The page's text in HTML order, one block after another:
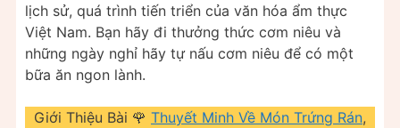
lịch sử, quá trình tiến triển của văn hóa ẩm thực
Việt Nam. Bạn hãy đi thưởng thức cơm niêu và
những ngày nghỉ hãy tự nấu cơm niêu để có một
bữa ăn ngon lành.
Giới Thiệu Bài 🌹 Thuyết Minh Về Món Trứng Rán,